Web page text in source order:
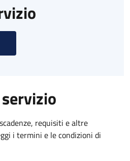
requisiti e altre
i termini e le condizioni di